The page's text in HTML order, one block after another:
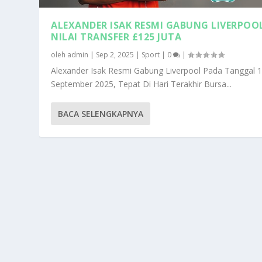
ALEXANDER ISAK RESMI GABUNG
NILAI TRANSFER £125 JUTA
oleh admin | Sep 2, 2025 | Sport | 0 |
Alexander Isak Resmi Gabung Liverpool Pada Tanggal 1
September 2025, Tepat Di Hari Terakhir Bursa...
BACA SELENGKAPNYA